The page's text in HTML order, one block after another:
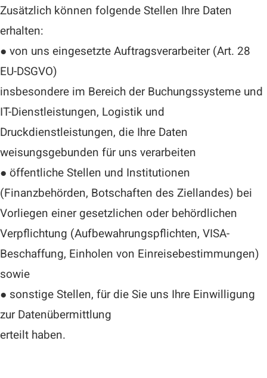
Zusätzlich können folgende Stellen Ihre Daten
erhalten:
● von uns eingesetzte Auftragsverarbeiter (Art. 28
EU-DSGVO)
insbesondere im Bereich der Buchungssysteme und
IT-Dienstleistungen, Logistik und
Druckdienstleistungen, die Ihre Daten
weisungsgebunden für uns verarbeiten
● öffentliche Stellen und Institutionen
(Finanzbehörden, Botschaften des Ziellandes) bei
Vorliegen einer gesetzlichen oder behördlichen
Verpflichtung (Aufbewahrungspflichten, VISA-
Beschaffung, Einholen von Einreisebestimmungen)
sowie
● sonstige Stellen, für die Sie uns Ihre Einwilligung
zur Datenübermittlung
erteilt haben.